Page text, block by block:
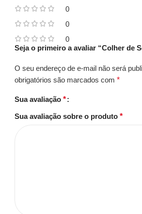
0
0
0
Seja o primeiro a avaliar “Colher de
O seu endereço de e-mail não será
obrigatórios são marcados com *
Sua avaliação *
Sua avaliação sobre o produto *